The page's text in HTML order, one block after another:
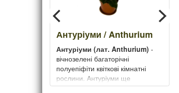
Антуріуми / Anthurium
Антуріуми (лат. Anthurium) -
вічнозелені багаторічні
полуепіфіти квіткові кімнатні
рослини. Антуріуми ще
називають вогненним язиком,